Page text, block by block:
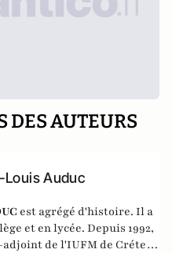
DES AUTEURS
Louis Auduc
est agrégé d'histoire. Il a
et en lycée. Depuis 1992,
de l'IUFM de Créteil,